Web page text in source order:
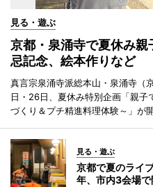
見る・遊ぶ
京都・泉涌寺で夏休み
忌記念、絵本作りなど
真言宗泉涌寺派総本山・泉涌寺（
日・26日、夏休み特別企画「親
づくり＆プチ精進料理体験～」が
見る・遊ぶ
京都で夏のライ
年、市内3会場